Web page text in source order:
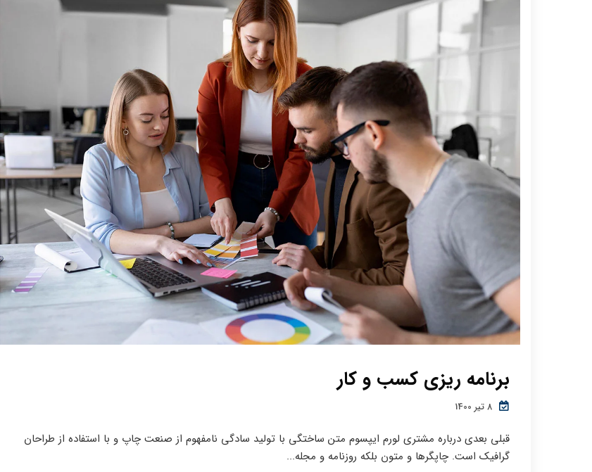
برنامه ریزی کسب و کار
قبلی بعدی درباره مشتری لورم ایپسوم متن ساختگی با تولید سادگی نامفهوم از صنعت چاپ و با استفاده از طراحان
گرافیک است. چاپگرها و متون بلکه روزنامه و مجله...